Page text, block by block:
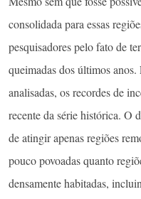
consolidada para essas
pesquisadores pelo fato de
queimadas dos últimos
analisadas, os recordes de
recente da série histórica. O
de atingir apenas regiões
pouco povoadas quanto
densamente habitadas,